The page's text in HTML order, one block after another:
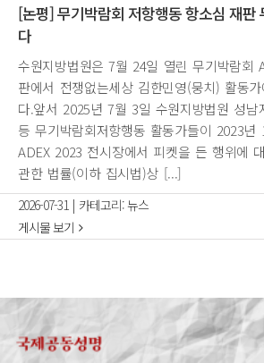
[논평] 무기박람회 저항행동 항소심 재판
다
수원지방법원은 7월 24일 열린 무기박람회
판에서 전쟁없는세상 김한민영(뭉치) 활동
다.앞서 2025년 7월 3일 수원지방법원 성남
등 무기박람회저항행동 활동가들이 2023년
ADEX 2023 전시장에서 피켓을 든 행위에
관한 법률(이하 집시법)상 [...]
2026-07-31 | 카테고리:뉴스
게시물 보기